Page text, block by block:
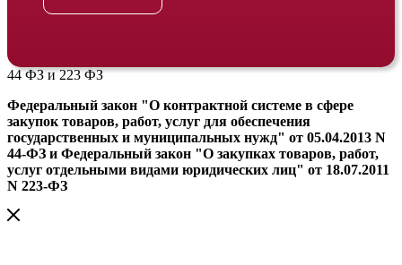
44 ФЗ и 223 ФЗ
Федеральный закон "О контрактной системе в сфере
закупок товаров, работ, услуг для обеспечения
государственных и муниципальных нужд" от 05.04.2013 N
44-ФЗ и Федеральный закон "О закупках товаров, работ,
услуг отдельными видами юридических лиц" от 18.07.2011
N 223-ФЗ